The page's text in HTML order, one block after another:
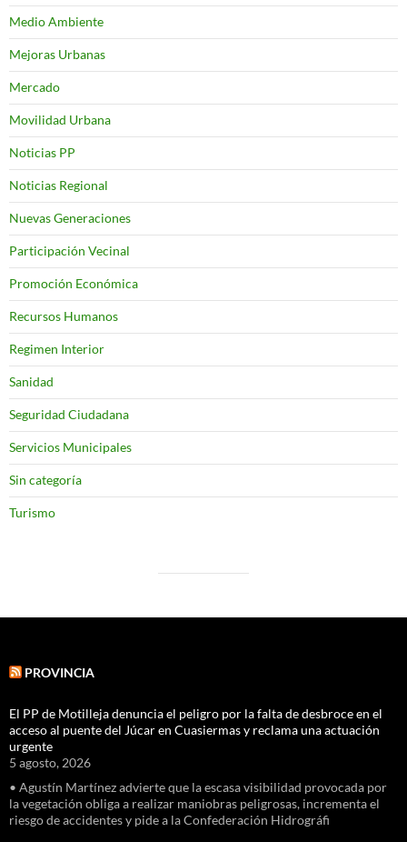
Medio Ambiente
Mejoras Urbanas
Mercado
Movilidad Urbana
Noticias PP
Noticias Regional
Nuevas Generaciones
Participación Vecinal
Promoción Económica
Recursos Humanos
Regimen Interior
Sanidad
Seguridad Ciudadana
Servicios Municipales
Sin categoría
Turismo
PROVINCIA
El PP de Motilleja denuncia el peligro por la falta de desbroce en el
acceso al puente del Júcar en Cuasiermas y reclama una actuación
urgente
5 agosto, 2026
• Agustín Martínez advierte que la escasa visibilidad provocada por
la vegetación obliga a realizar maniobras peligrosas, incrementa el
riesgo de accidentes y pide a la Confederación Hidrográfi